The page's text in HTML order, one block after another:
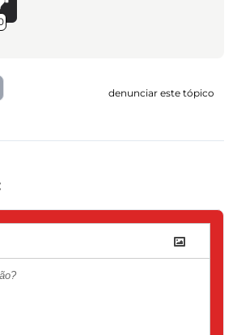
denunciar este tópico